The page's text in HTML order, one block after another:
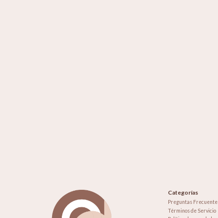
Categorías
Preguntas
Términos de Servicio